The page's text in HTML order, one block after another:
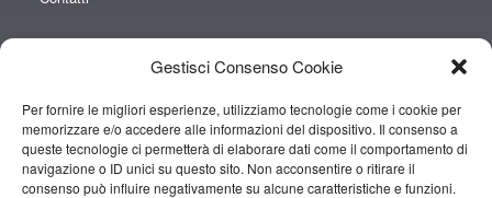
Gestisci Consenso Cookie
Per fornire le migliori esperienze, utilizziamo tecnologie come i cookie per
memorizzare e/o accedere alle informazioni del dispositivo. Il consenso a
queste tecnologie ci permetterà di elaborare dati come il comportamento di
navigazione o ID unici su questo sito. Non acconsentire o ritirare il
consenso può influire negativamente su alcune caratteristiche e funzioni.
“obblighi informativi per le erogazioni pubbliche: gli aiuti di Stato e gli aiuti de
minimis ricevuti dalla nostra impresa sono contenuti nel Registro nazionale
degli aiuti di Stato di cui all’art. 52 della L. 234/2012” e consultabili al seguente
link